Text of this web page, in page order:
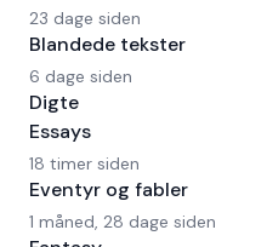
23 dage siden
Blandede tekster
6 dage siden
Digte
Essays
18 timer siden
Eventyr og fabler
1 måned, 28 dage siden